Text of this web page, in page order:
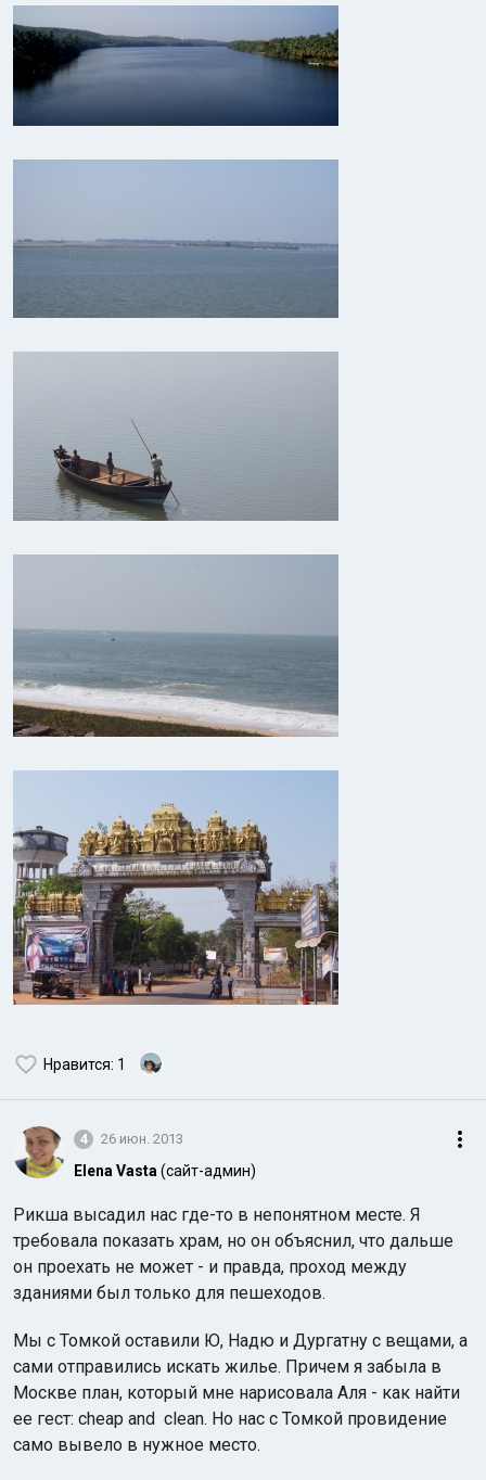
Нравится: 1
4 26 июн. 2013
Elena Vasta (сайт-админ)
Рикша высадил нас где-то в непонятном месте. Я
требовала показать храм, но он объяснил, что дальше
он проехать не может - и правда, проход между
зданиями был только для пешеходов.
Мы с Томкой оставили Ю, Надю и Дургатну с вещами, а
сами отправились искать жилье. Причем я забыла в
Москве план, который мне нарисовала Аля - как найти
ее гест: cheap and clean. Но нас с Томкой провидение
само вывело в нужное место.